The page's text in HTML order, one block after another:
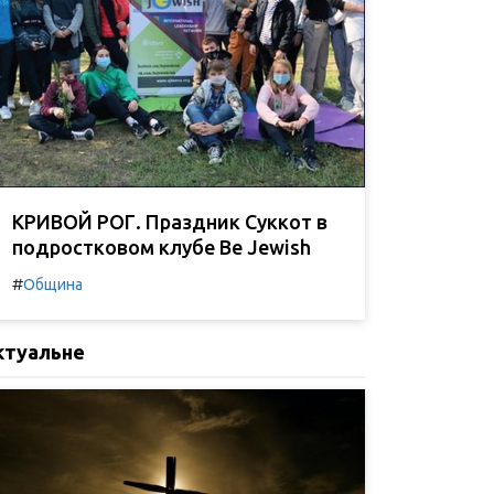
КРИВОЙ РОГ. Праздник Суккот в
подростковом клубе Be Jewish
#Община